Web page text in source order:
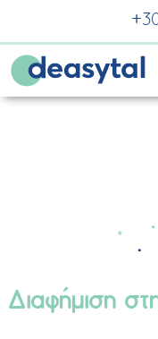
περιεχόμενο
Διαφήμιση